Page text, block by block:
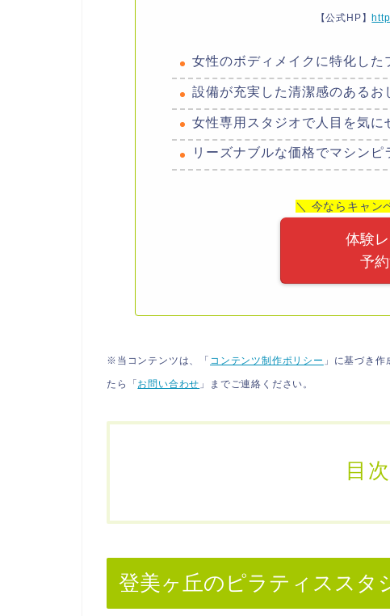
【公式HP】
女性のボディメイクに特化した
設備が充実した清潔感のあるお
女性専用スタジオで人目を気に
リーズナブルな価格でマシン
＼ 今ならキャン
体験
予
※当コンテンツは、「 コンテンツ制作ポリシー 」に基づき
たら「 お問い合わせ 」までご連絡ください。
目次
登美ヶ丘のピラティススタ